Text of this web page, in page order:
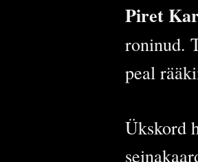
Piret
roninud.
peal
Ükskord